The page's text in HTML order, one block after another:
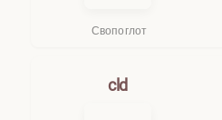
Свопоглот
cld